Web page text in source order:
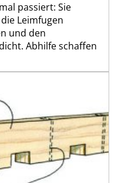
passiert: Sie
Leimfugen
und den
Abhilfe schaffen